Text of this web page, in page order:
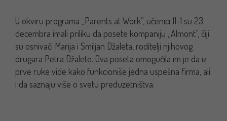
U okviru programa „Parents at Work”, učenici II-1 su 23.
decembra imali priliku da posete kompaniju „Almont”, čiji
su osnivači Marija i Smiljan Džaleta, roditelji njihovog
drugara Petra Džalete. Ova poseta omogućila im je da iz
prve ruke vide kako funkcioniše jedna uspešna firma, ali
i da saznaju više o svetu preduzetništva.